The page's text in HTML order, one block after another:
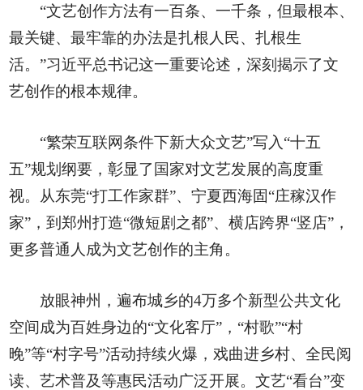
“文艺创作方法有一百条、一千条，但最根本、
最关键、最牢靠的办法是扎根人民、扎根生
活。”习近平总书记这一重要论述，深刻揭示了文
艺创作的根本规律。
“繁荣互联网条件下新大众文艺”写入“十五
五”规划纲要，彰显了国家对文艺发展的高度重
视。从东莞“打工作家群”、宁夏西海固“庄稼汉作
家”，到郑州打造“微短剧之都”、横店跨界“竖店”，
更多普通人成为文艺创作的主角。
放眼神州，遍布城乡的4万多个新型公共文化
空间成为百姓身边的“文化客厅”，“村歌”“村
晚”等“村字号”活动持续火爆，戏曲进乡村、全民阅
读、艺术普及等惠民活动广泛开展。文艺“看台”变